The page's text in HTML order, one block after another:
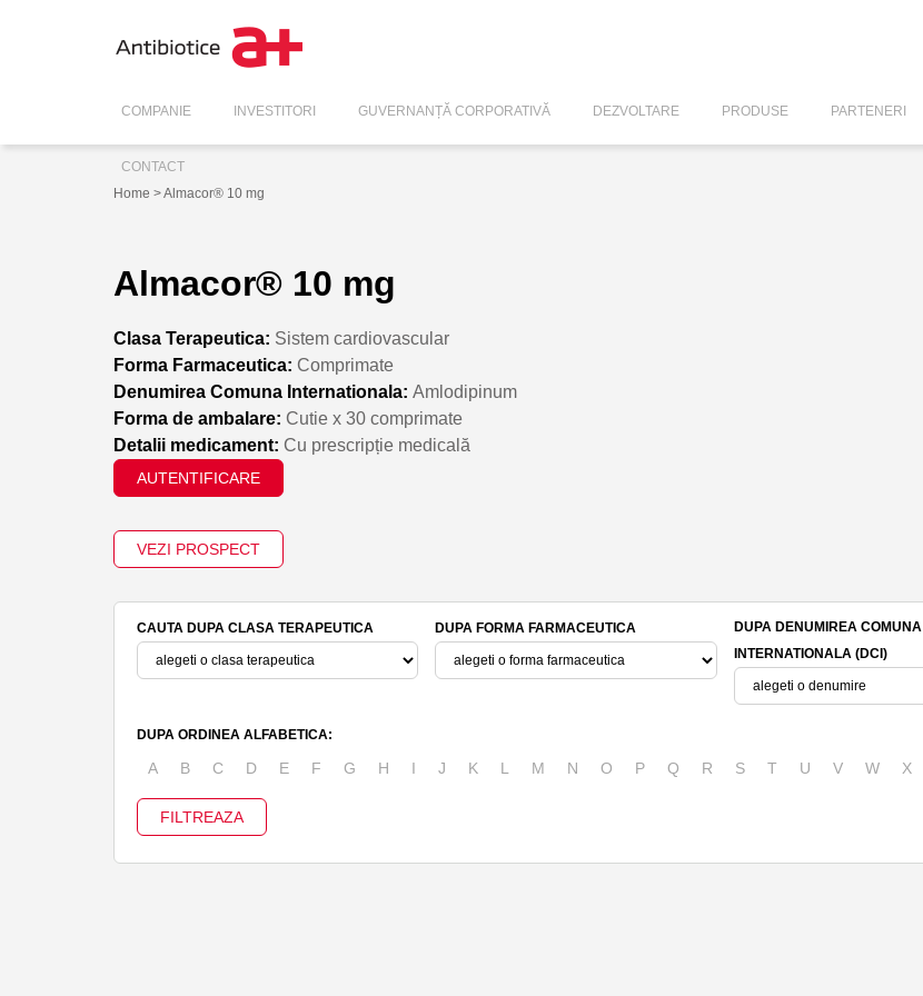
COMPANIE INVESTITORI GUVERNANȚĂ CORPORATIVĂ DEZVOLTARE PRODUSE PARTENERI
CONTACT
Home > Almacor® 10 mg
Almacor® 10 mg
Clasa Terapeutica: Sistem cardiovascular
Forma Farmaceutica: Comprimate
Denumirea Comuna Internationala: Amlodipinum
Forma de ambalare: Cutie x 30 comprimate
Detalii medicament: Cu prescripție medicală
AUTENTIFICARE
VEZI PROSPECT
CAUTA DUPA CLASA TERAPEUTICA DUPA FORMA FARMACEUTICA
DUPA DENUMIREA COMUNA
INTERNATIONALA (DCI)
DUPA ORDINEA ALFABETICA:
A B C D E F G H I J K L M N O P Q R S T U V W X